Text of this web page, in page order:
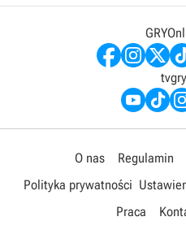
O nas Regulamin
Polityka prywatności
Praca